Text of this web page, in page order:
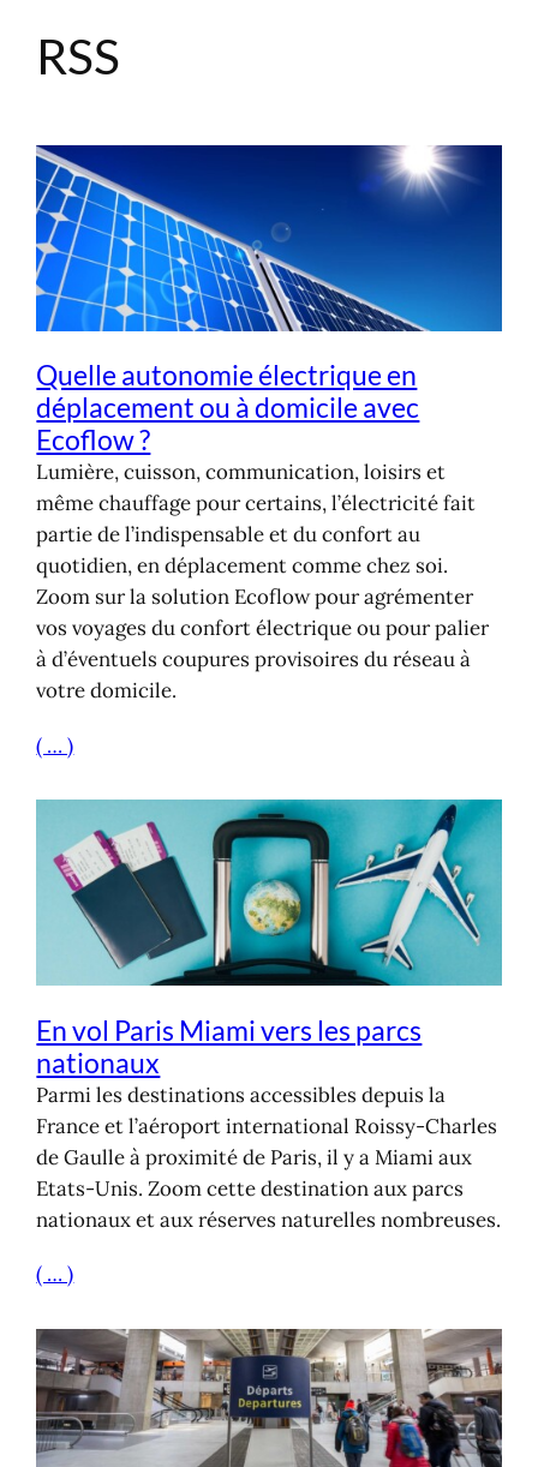
AllerRSS
Quelle autonomie électrique en
déplacement ou à domicile avec
Ecoflow ?
Lumière, cuisson, communication, loisirs et
même chauffage pour certains, l’électricité fait
partie de l’indispensable et du confort au
quotidien, en déplacement comme chez soi.
Zoom sur la solution Ecoflow pour agrémenter
vos voyages du confort électrique ou pour palier
à d’éventuels coupures provisoires du réseau à
votre domicile.
( … )
En vol Paris Miami vers les parcs
nationaux
Parmi les destinations accessibles depuis la
France et l’aéroport international Roissy-Charles
de Gaulle à proximité de Paris, il y a Miami aux
Etats-Unis. Zoom cette destination aux parcs
nationaux et aux réserves naturelles nombreuses.
( … )